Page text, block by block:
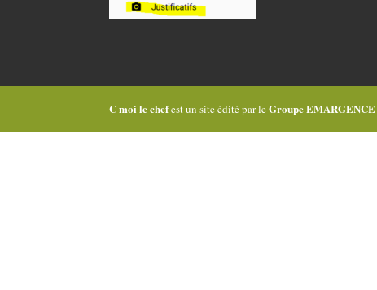
C moi le chefest un site édité par leGroupe EMARGENCE